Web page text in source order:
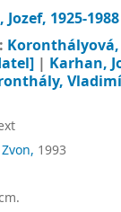
Jozef, 1925-1988
| Karhan,
Zvon, 1993
.